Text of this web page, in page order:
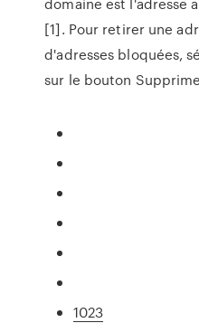
[1]. Pour retirer une
d'adresses bloquées,
sur le bouton
1023